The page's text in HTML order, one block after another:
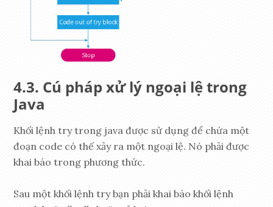
Cú pháp xử lý ngoại lệ trong
Java
Khối lệnh try trong java được sử dụng để chứa một
đoạn code có thế xảy ra một ngoại lệ. Nó phải được
khai báo trong phương thức.
Sau một khối lệnh try bạn phải khai báo khối lệnh